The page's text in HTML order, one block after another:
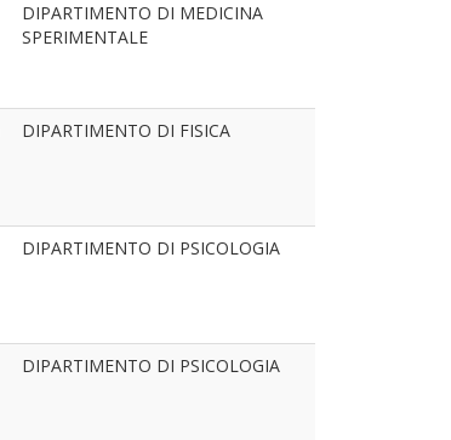
DIPARTIMENTO DI MEDICINA
SPERIMENTALE
DIPARTIMENTO DI FISICA
DIPARTIMENTO DI PSICOLOGIA
DIPARTIMENTO DI PSICOLOGIA